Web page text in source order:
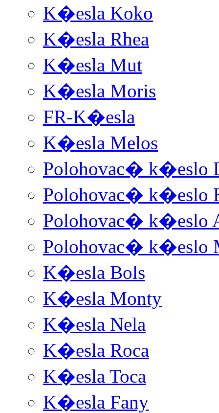
K�esla Koko
K�esla Rhea
K�esla Mut
K�esla Moris
FR-K�esla
K�esla Melos
Polohovac� k�eslo
Polohovac� k�eslo
Polohovac� k�eslo
Polohovac� k�eslo
K�esla Bols
K�esla Monty
K�esla Nela
K�esla Roca
K�esla Toca
K�esla Fany